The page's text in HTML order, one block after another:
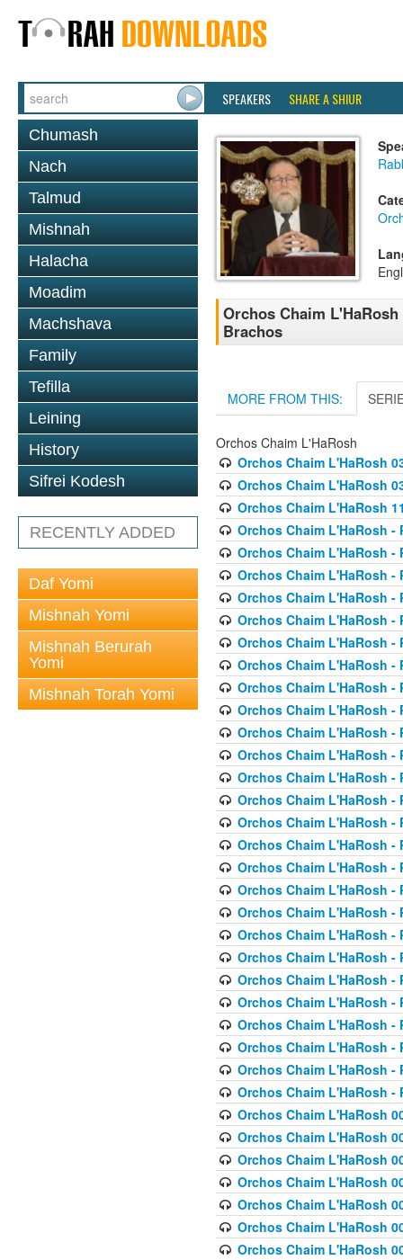
SPEAKERS SHARE A SHIUR
Chumash
Nach
Talmud
Mishnah
Halacha
Moadim
Machshava
Family
Tefilla
Leining
History
Sifrei Kodesh
RECENTLY ADDED
Daf Yomi
Mishnah Yomi
Mishnah Berurah
Yomi
Mishnah Torah Yomi
Orchos Chaim
Brachos
MORE FROM THIS:
Orchos Chaim L'HaRosh
Orchos Chaim L'HaRosh
Orchos Chaim L'HaRosh
Orchos Chaim L'HaRosh
Orchos Chaim L'HaRosh -
Orchos Chaim L'HaRosh -
Orchos Chaim L'HaRosh -
Orchos Chaim L'HaRosh -
Orchos Chaim L'HaRosh -
Orchos Chaim L'HaRosh -
Orchos Chaim L'HaRosh -
Orchos Chaim L'HaRosh -
Orchos Chaim L'HaRosh -
Orchos Chaim L'HaRosh -
Orchos Chaim L'HaRosh -
Orchos Chaim L'HaRosh -
Orchos Chaim L'HaRosh -
Orchos Chaim L'HaRosh -
Orchos Chaim L'HaRosh -
Orchos Chaim L'HaRosh -
Orchos Chaim L'HaRosh -
Orchos Chaim L'HaRosh -
Orchos Chaim L'HaRosh -
Orchos Chaim L'HaRosh -
Orchos Chaim L'HaRosh -
Orchos Chaim L'HaRosh -
Orchos Chaim L'HaRosh -
Orchos Chaim L'HaRosh -
Orchos Chaim L'HaRosh -
Orchos Chaim L'HaRosh -
Orchos Chaim L'HaRosh
Orchos Chaim L'HaRosh
Orchos Chaim L'HaRosh
Orchos Chaim L'HaRosh
Orchos Chaim L'HaRosh
Orchos Chaim L'HaRosh
Orchos Chaim L'HaRosh